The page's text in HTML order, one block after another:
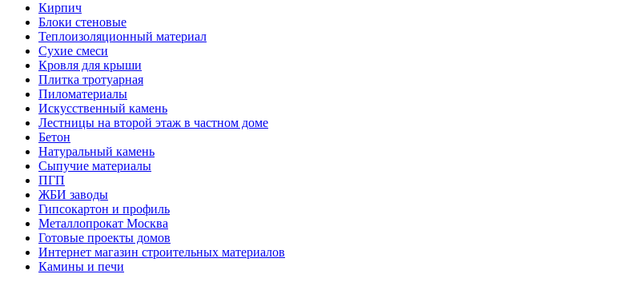
Кирпич
Блоки стеновые
Теплоизоляционный материал
Сухие смеси
Кровля для крыши
Плитка тротуарная
Пиломатериалы
Искусственный камень
Лестницы на второй этаж в частном доме
Бетон
Натуральный камень
Сыпучие материалы
ПГП
ЖБИ заводы
Гипсокартон и профиль
Металлопрокат Москва
Готовые проекты домов
Интернет магазин строительных материалов
Камины и печи